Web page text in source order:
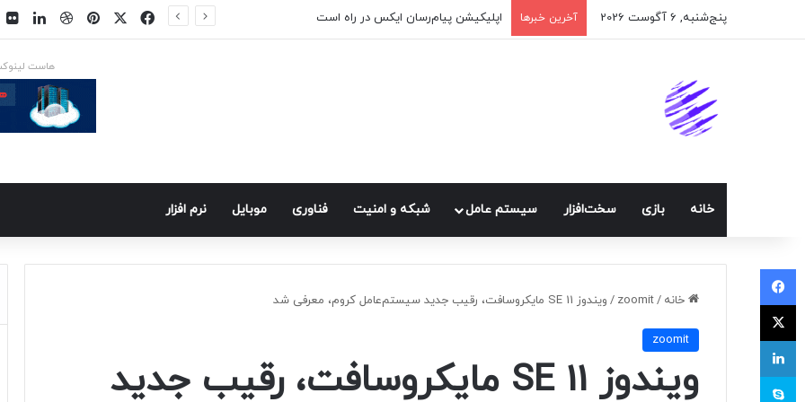
پنج‌شنبه, 6 آگوست 2026 آخرین خبرها اپلیکیشن پیام‌رسان ایکس در راه است فیسبوک
ایکس پینتریستدریبببل
هاست
خانه بازی سخت‌افزار سيستم عامل شبكه و امنيت فناوری موبايل نرم افزار
خانه /
zoomit
/ ویندوز 11 SE مایکروسافت، رقیب جدید سیستم‌عامل کروم، معرفی شد
zoomit
ویندوز 11 SE مایکروسافت، رقیب جدید
فیسبوک